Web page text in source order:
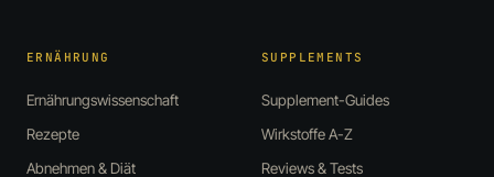
ERNÄHRUNG
Ernährungswissenschaft
Rezepte
Abnehmen & Diät
SUPPLEMENTS
Supplement-Guides
Wirkstoffe A-Z
Reviews & Tests